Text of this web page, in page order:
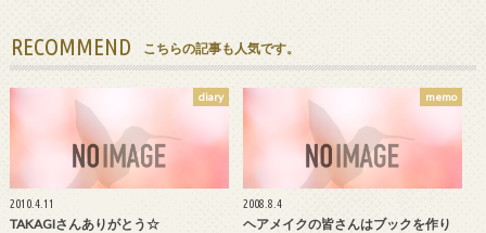
RECOMMEND こちらの記事も人気です。
diary
2010.4.11
TAKAGIさんありがとう☆
memo
2008.8.4
ヘアメイクの皆さんはブックを作り